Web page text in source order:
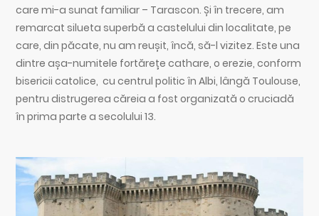
care mi-a sunat familiar – Tarascon. Și în trecere, am
remarcat silueta superbă a castelului din localitate, pe
care, din păcate, nu am reușit, încă, să-l vizitez. Este una
dintre așa-numitele fortărețe cathare, o erezie, conform
bisericii catolice, cu centrul politic în Albi, lângă Toulouse,
pentru distrugerea căreia a fost organizată o cruciadă
în prima parte a secolului 13.